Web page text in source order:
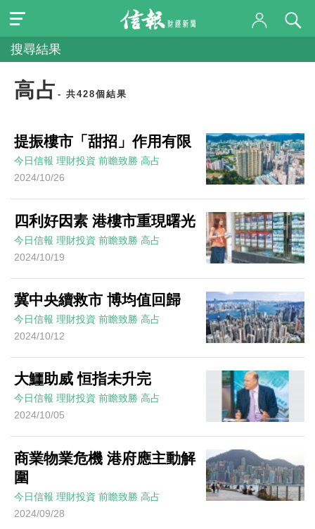
搜尋結果
高占 - 共428個結果
提振樓市「甜招」作用有限
今日信報 理財投資 前瞻致勝 高占
2024/10/26
四利好因素 港樓市重現曙光
今日信報 理財投資 前瞻致勝 高占
2024/10/19
冀中央續救市 博均值回歸
今日信報 理財投資 前瞻致勝 高占
2024/10/12
大鱷助威 恒指未升完
今日信報 理財投資 前瞻致勝 高占
2024/10/05
商業物業危機 港府應主動解
圍
今日信報 理財投資 前瞻致勝 高占
2024/09/28